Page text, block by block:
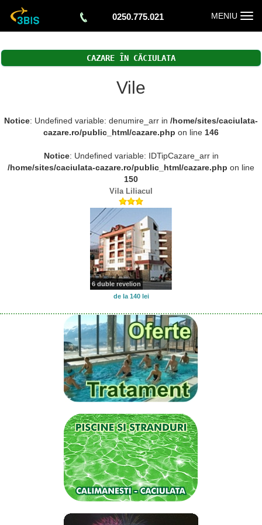
0250.775.021 MENIU
CAZARE ÎN CĂCIULATA
Vile
Notice: Undefined variable: denumire_arr in /home/sites/caciulata-
cazare.ro/public_html/cazare.php on line 146
Notice: Undefined variable: IDTipCazare_arr in
/home/sites/caciulata-cazare.ro/public_html/cazare.php on line
150
Vila Liliacul
6 duble revelion
de la 140 lei